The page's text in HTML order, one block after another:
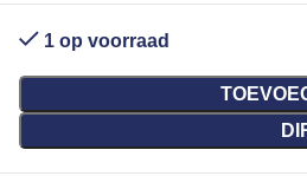
1 op voorraad